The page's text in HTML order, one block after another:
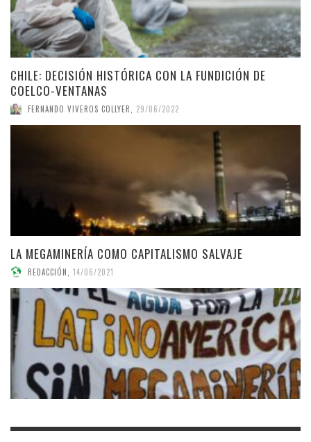
CHILE: DECISIÓN HISTÓRICA CON LA FUNDICIÓN DE
COELCO-VENTANAS
FERNANDO VIVEROS COLLYER 29/06/2022
LA MEGAMINERÍA COMO CAPITALISMO SALVAJE
REDACCIÓN 14/06/2021